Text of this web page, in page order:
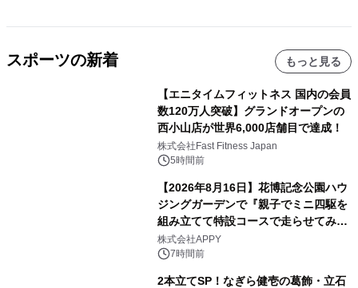
スポーツの新着 もっと見る
【エニタイムフィットネス 国内の会員
数120万人突破】グランドオープンの
西小山店が世界6,000店舗目で達成！
株式会社Fast Fitness Japan
5時間前
【2026年8月16日】花博記念公園ハウ
ジングガーデンで『親子でミニ四駆を
組み立てて特設コースで走らせてみよ
う！』を開催
株式会社APPY
7時間前
2本立てSP！なぎら健壱の葛飾・立石